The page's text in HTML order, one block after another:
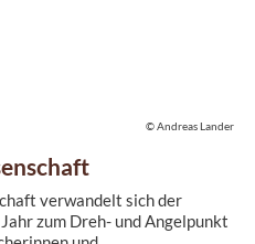
verwandelt sich der
zum Dreh- und Angelpunkt
© Andreas Lander